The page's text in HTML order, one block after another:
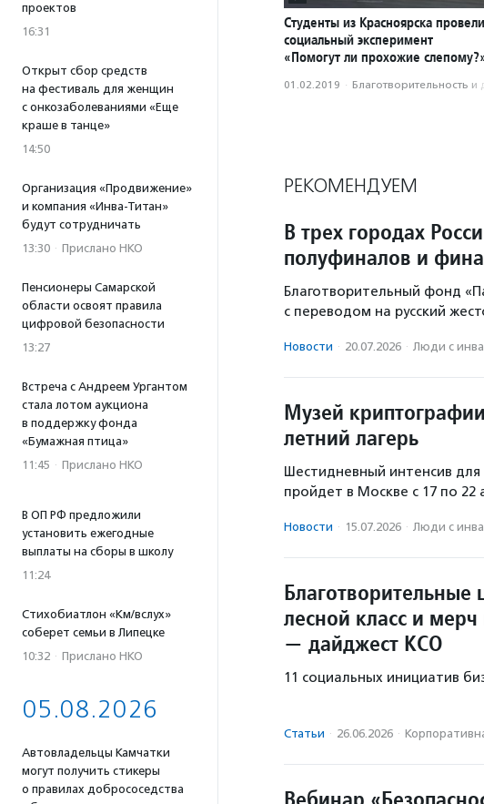
проектов
16:31
Открыт сбор средств
на фестиваль для женщин
с онкозаболеваниями «Еще
краше в танце»
14:50
Организация «Продвижение»
и компания «Инва-Титан»
будут сотрудничать
13:30 · Прислано НКО
Пенсионеры Самарской
области освоят правила
цифровой безопасности
13:27
Встреча с Андреем Ургантом
стала лотом аукциона
в поддержку фонда
«Бумажная птица»
11:45 · Прислано НКО
В ОП РФ предложили
установить ежегодные
выплаты на сборы в школу
11:24
Стихобиатлон «Км/вслух»
соберет семьи в Липецке
10:32 · Прислано НКО
05.08.2026
Автовладельцы Камчатки
могут получить стикеры
о правилах добрососедства
Студенты из Красноярска провели
социальный эксперимент
«Помогут ли прохожие
01.02.2019 · Благотвори­тель­ность
РЕКОМЕНДУЕМ
В трех городах
полуфиналов и
Благотворительный фонд
с переводом на русский
Новости · 20.07.2026 · Люди с
Музей
летний лагерь
Шестидневный интенсив
пройдет в Москве с 17 по 22
Новости · 15.07.2026 · Люди с
лесной класс и
— дайджест КСО
11 социальных инициатив
Статьи · 26.06.2026 ·